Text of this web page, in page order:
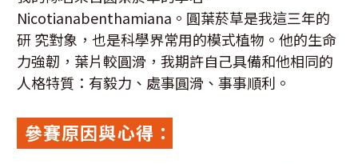
Nicotianabenthamiana。圓葉菸草是我這三年的
研 究對象，也是科學界常用的模式植物。他的生命
力強韌，葉片較圓滑，我期許自己具備和他相同的
人格特質：有毅力、處事圓滑、事事順利。
參賽原因與心得：